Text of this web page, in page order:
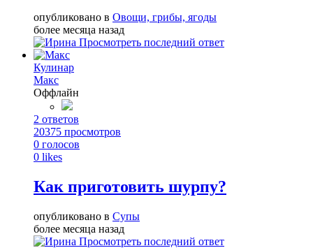
опубликовано в Овощи, грибы, ягоды
более месяца назад
Просмотреть последний ответ
Кулинар
Макс
Оффлайн
2 ответов
20375 просмотров
0 голосов
0 likes
Как приготовить шурпу?
опубликовано в Супы
более месяца назад
Просмотреть последний ответ